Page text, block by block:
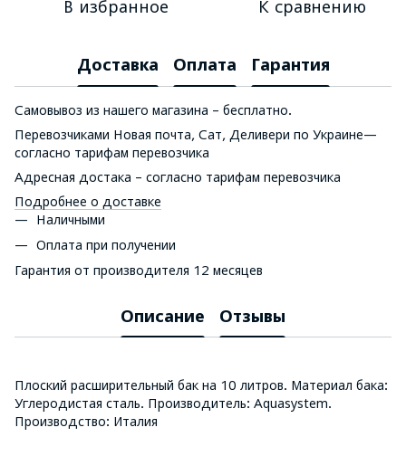
В избранное К сравнению
Доставка Оплата Гарантия
Самовывоз из нашего магазина – бесплатно.
Перевозчиками Новая почта, Сат, Деливери по Украине—
согласно тарифам перевозчика
Адресная достака – согласно тарифам перевозчика
Подробнее о доставке
Наличными
Оплата при получении
Гарантия от производителя 12 месяцев
Описание Отзывы
Плоский расширительный бак на 10 литров. Материал бака:
Углеродистая сталь. Производитель: Aquasystem.
Производство: Италия